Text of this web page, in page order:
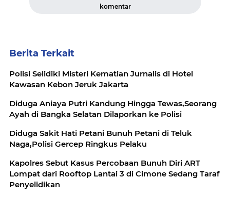
komentar
Berita Terkait
Polisi Selidiki Misteri Kematian Jurnalis di Hotel
Kawasan Kebon Jeruk Jakarta
Diduga Aniaya Putri Kandung Hingga Tewas,Seorang
Ayah di Bangka Selatan Dilaporkan ke Polisi
Diduga Sakit Hati Petani Bunuh Petani di Teluk
Naga,Polisi Gercep Ringkus Pelaku
Kapolres Sebut Kasus Percobaan Bunuh Diri ART
Lompat dari Rooftop Lantai 3 di Cimone Sedang Taraf
Penyelidikan